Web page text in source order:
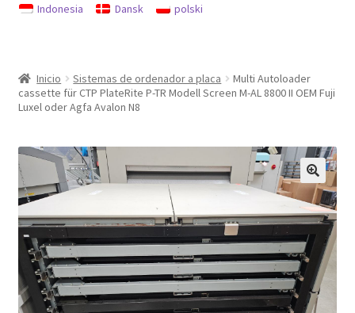
Protección de datos
Indonesia
Dansk polski
Inicio Sistemas de ordenador a placa
Multi Autoloader
cassette für CTP PlateRite P-TR Modell Screen M-AL 8800 II OEM Fuji
Luxel oder Agfa Avalon N8